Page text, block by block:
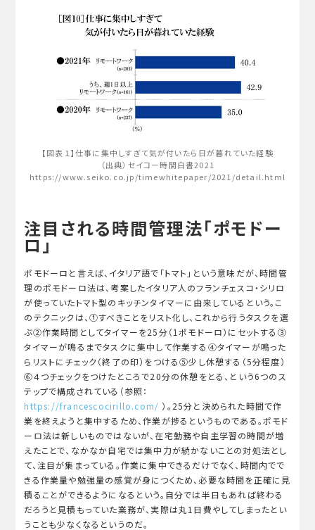
【図表１】仕事に集中しすぎて気が付いたら日が暮れていた経験
（出典）セイコー時間白書2021
https://www.seiko.co.jp/timewhitepaper/2021/detail.html
注目される時間管理法「ポモドー
ロ」
ポモドーロと言えば、イタリア語で「トマト」という意味だが、時間管
理のポモドーロ法は、考案したイタリア人のフランチェスコ・シリロ
が使っていたトマト型のキッチンタイマーに由来しているという。こ
のテクニックは、①すべきことをリスト化し、これから行うタスクを選
ぶ②作業時間としてタイマーを25分（1ポモドーロ）にセットする③
タイマーが鳴るまでタスクに集中して作業する④タイマーが鳴った
らリストにチェック（終了の印）をつける⑤少し休憩する（5分程度）
⑥４つチェックをつけたところで20分の休憩をとる、という6つのス
テップで構成されている（参照：
https://francescocirillo.com/ ）。25分と決められた時間で作
業を終えようと集中するため、作業が捗るというものである。ポモド
ーロ法は新しいものではないが、在宅勤務や自主学習の時間が増
えたことで、なかなか自宅では集中力が続かないことの対処法とし
て、注目が集まっている。作業に集中できるだけでなく、時間内でで
きる作業量や勉強量の感覚が身につくため、必要な時間を正確に見
積ることができるようになるという。自分では半日もあれば終わる
だろうと見積もっていた業務が、実際は丸1日費やしてしまったとい
うことも少なくなるというのだ。